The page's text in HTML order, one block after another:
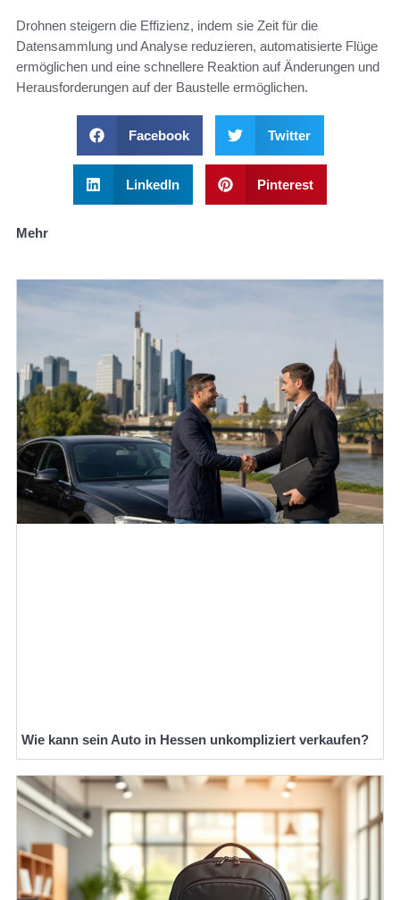
Drohnen steigern die Effizienz, indem sie Zeit für die
Datensammlung und Analyse reduzieren, automatisierte Flüge
ermöglichen und eine schnellere Reaktion auf Änderungen und
Herausforderungen auf der Baustelle ermöglichen.
Facebook Twitter
LinkedIn Pinterest
Mehr
Wie kann sein Auto in Hessen unkompliziert verkaufen?